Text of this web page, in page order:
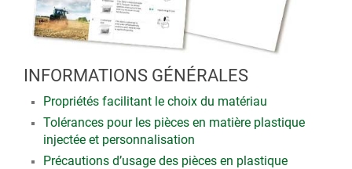
INFORMATIONS GÉNÉRALES
Propriétés facilitant le choix du matériau
Tolérances pour les pièces en matière plastique
injectée et personnalisation
Précautions d’usage des pièces en plastique